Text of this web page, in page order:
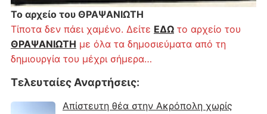
Το αρχείο του ΘΡΑΨΑΝΙΩΤΗ
Τίποτα δεν πάει χαμένο. Δείτε ΕΔΩτο αρχείο του
ΘΡΑΨΑΝΙΩΤΗ με όλα τα δημοσιεύματα από τη
δημιουργία του μέχρι σήμερα…
Τελευταίες Αναρτήσεις:
Απίστευτη θέα στην Ακρόπολη χωρίς